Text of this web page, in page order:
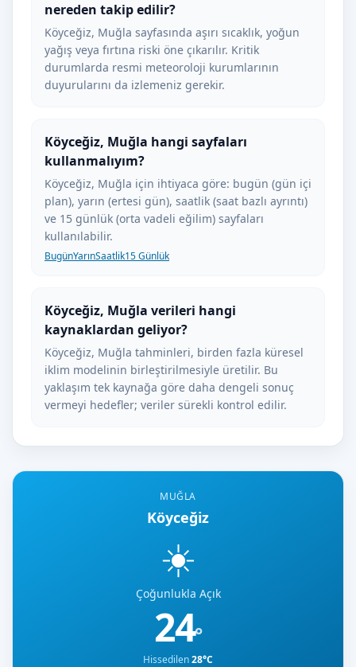
MUĞLA
Köyceğiz
☀️
Çoğunlukla Açık
24°
Hissedilen28°C
nereden takip edilir?
Köyceğiz, Muğla sayfasında aşırı sıcaklık, yoğun
yağış veya fırtına riski öne çıkarılır. Kritik
durumlarda resmi meteoroloji kurumlarının
duyurularını da izlemeniz gerekir.
Köyceğiz, Muğla hangi sayfaları
kullanmalıyım?
Köyceğiz, Muğla için ihtiyaca göre: bugün (gün içi
plan), yarın (ertesi gün), saatlik (saat bazlı ayrıntı)
ve 15 günlük (orta vadeli eğilim) sayfaları
kullanılabilir.
BugünYarınSaatlik15 Günlük
Köyceğiz, Muğla verileri hangi
kaynaklardan geliyor?
Köyceğiz, Muğla tahminleri, birden fazla küresel
iklim modelinin birleştirilmesiyle üretilir. Bu
yaklaşım tek kaynağa göre daha dengeli sonuç
vermeyi hedefler; veriler sürekli kontrol edilir.